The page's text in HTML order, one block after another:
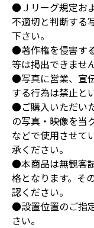
●Ｊリーグ規定お
不適切と判断する
下さい。
●著作権を侵害す
等は掲出できませ
●写真に営業、宣
する行為は禁止と
●ご購入いただい
の写真・映像を当
などで使用させて
承ください。
●本商品は無観客
格となります。そ
認ください。
●設置位置のご指
さい。